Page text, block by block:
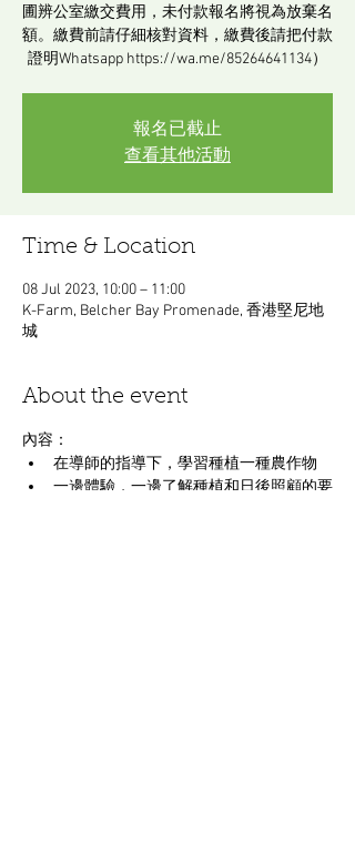
圃辨公室繳交費用，未付款報名將視為放棄名
額。繳費前請仔細核對資料，繳費後請把付款
證明Whatsapp https://wa.me/85264641134）
報名已截止
查看其他活動
Time & Location
08 Jul 2023, 10:00 – 11:00
K-Farm, Belcher Bay Promenade, 香港堅尼地
城
About the event
內容：
在導師的指導下，學習種植一種農作物
一邊體驗，一邊了解種植和日後照顧的要